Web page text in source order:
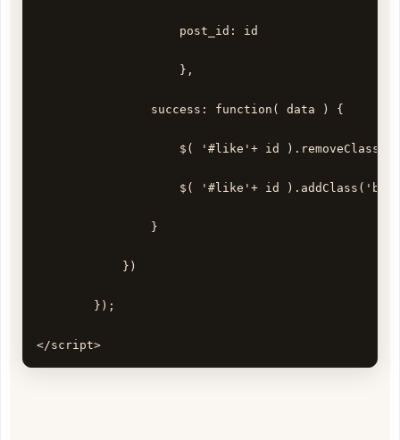
                    post_id: id
                    },
                success: function( data ) {
$( '#like'+ id
$( '#like'+ id
                }
            })
        });
</script>